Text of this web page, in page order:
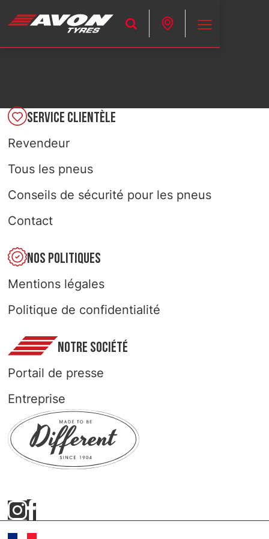
REVENDEUR
SOINS DES PNEUS
ENTRETIEN DES PNEUS DE VOITURE
PNEUS DE MOTO
À PROPOS DE NOUS
À PROPOS DE NOUS
HISTOIRE DU SPORT AUTOMOBILE
CONTACT
SELECT COUNTRY
SERVICE CLIENTÈLE
Revendeur
Tous les pneus
Conseils de sécurité pour les pneus
Contact
NOS POLITIQUES
Mentions légales
Politique de confidentialité
NOTRE SOCIÉTÉ
Portail de presse
Entreprise
TROUVEZ VOS PNEUS